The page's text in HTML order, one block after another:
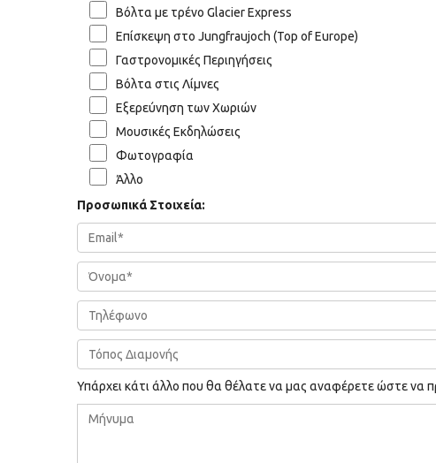
Βόλτα με τρένο Glacier Express
Επίσκεψη στο Jungfraujoch (Top of Europe)
Γαστρονομικές Περιηγήσεις
Βόλτα στις Λίμνες
Εξερεύνηση των Χωριών
Μουσικές Εκδηλώσεις
Φωτογραφία
Άλλο
Προσωπικά Στοιχεία:
Υπάρχει κάτι άλλο που θα θέλατε να μας αναφέρετε ώστε να